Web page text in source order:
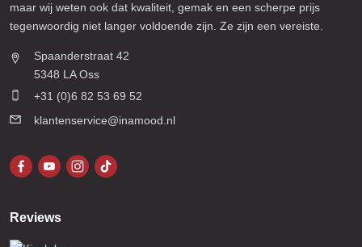
maar wij weten ook dat kwaliteit, gemak en een scherpe prijs
tegenwoordig niet langer voldoende zijn. Ze zijn een vereiste.
Spaanderstraat 42
5348 LA Oss
+31 (0)6 82 53 69 52
klantenservice@inamood.nl
Reviews